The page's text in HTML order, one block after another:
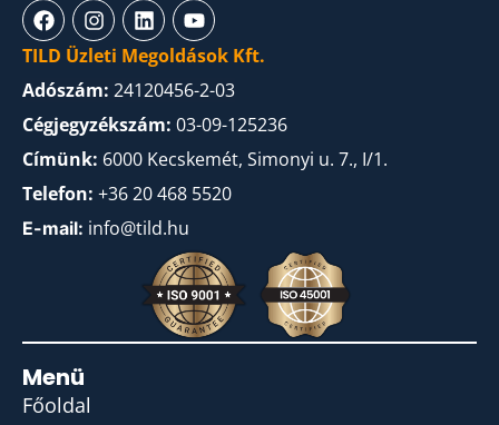
TILD Üzleti Megoldások Kft.
Adószám: 24120456-2-03
Cégjegyzékszám: 03-09-125236
Címünk: 6000 Kecskemét, Simonyi u. 7., I/1.
Telefon: +36 20 468 5520
E-mail: info@tild.hu
Menü
Főoldal